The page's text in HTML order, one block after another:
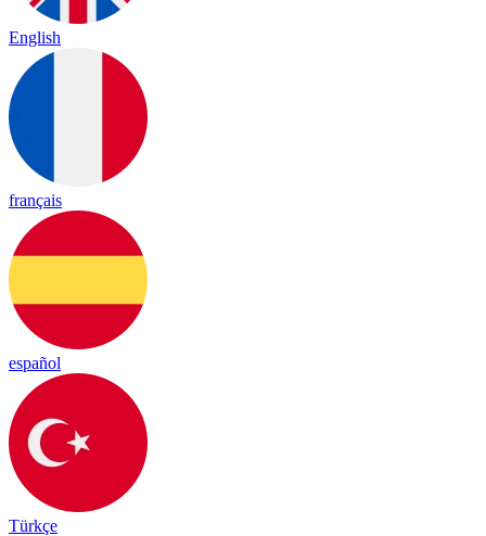
English
français
español
Türkçe